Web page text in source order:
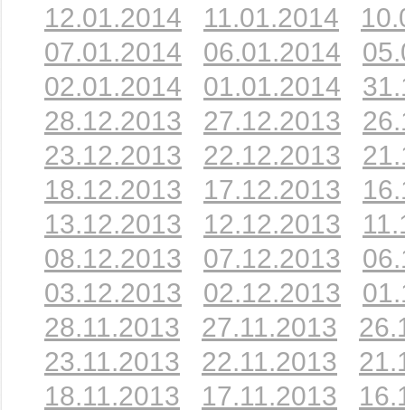
12.01.2014
11.01.2014
07.01.2014
06.01.2014
02.01.2014
01.01.2014
28.12.2013
27.12.2013
23.12.2013
22.12.2013
18.12.2013
17.12.2013
13.12.2013
12.12.2013
08.12.2013
07.12.2013
03.12.2013
02.12.2013
28.11.2013
27.11.2013
23.11.2013
22.11.2013
18.11.2013
17.11.2013